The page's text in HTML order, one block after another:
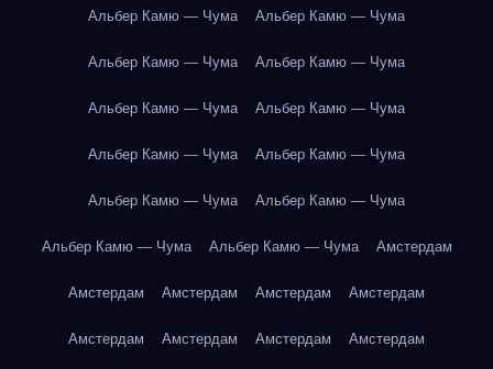
Альбер Камю — Чума Альбер Камю — Чума
Альбер Камю — Чума Альбер Камю — Чума
Альбер Камю — Чума Альбер Камю — Чума
Альбер Камю — Чума Альбер Камю — Чума
Альбер Камю — Чума Альбер Камю — Чума
Альбер Камю — Чума Альбер Камю — Чума Амстердам
Амстердам Амстердам Амстердам Амстердам
Амстердам Амстердам Амстердам Амстердам